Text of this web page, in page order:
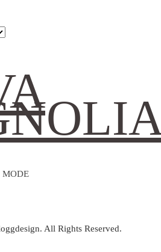
All Rights Reserved.